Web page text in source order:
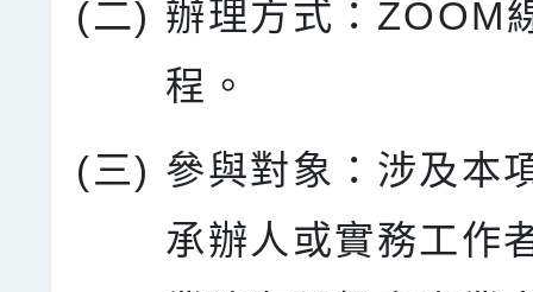
(二) 辦理方式：ZOOM
程。
(三) 參與對象：涉及本
承辦人或實務工作